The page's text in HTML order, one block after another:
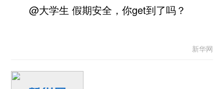
@大学生 假期安全，你get到了吗？
新华网